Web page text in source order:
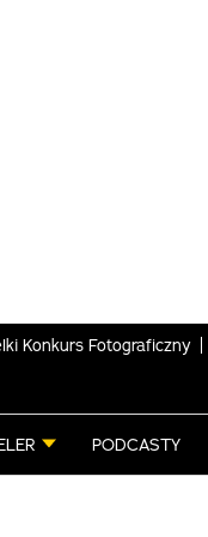
Konkurs Fotograficzny
PODCASTY